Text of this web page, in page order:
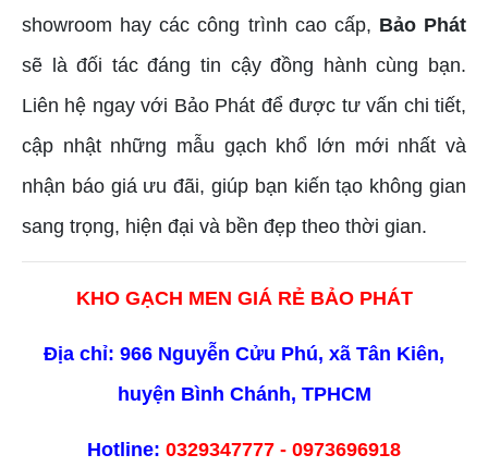
showroom hay các công trình cao cấp, Bảo Phát
sẽ là đối tác đáng tin cậy đồng hành cùng bạn.
Liên hệ ngay với Bảo Phát để được tư vấn chi tiết,
cập nhật những mẫu gạch khổ lớn mới nhất và
nhận báo giá ưu đãi, giúp bạn kiến tạo không gian
sang trọng, hiện đại và bền đẹp theo thời gian.
KHO GẠCH MEN GIÁ RẺ BẢO PHÁT
Địa chỉ: 966 Nguyễn Cửu Phú, xã Tân Kiên,
huyện Bình Chánh, TPHCM
Hotline: 0329347777 - 0973696918